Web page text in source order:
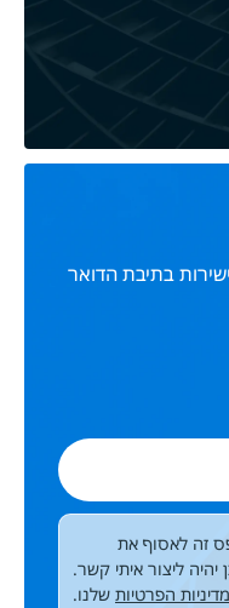
בתיבת הדואר
זה לאסוף את
יהיה ליצור איתי קשר.
הפרטיות שלנו.